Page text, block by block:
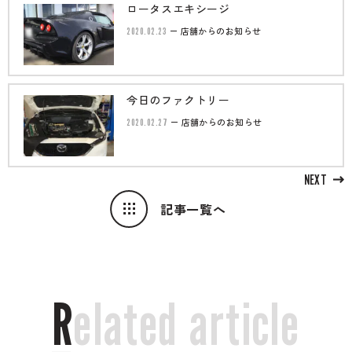
ロータスエキシージ
2020.02.23 店舗からのお知らせ
記事一覧へ
NEXT
今日のファクトリー
2020.02.27 店舗からのお知らせ
Related article